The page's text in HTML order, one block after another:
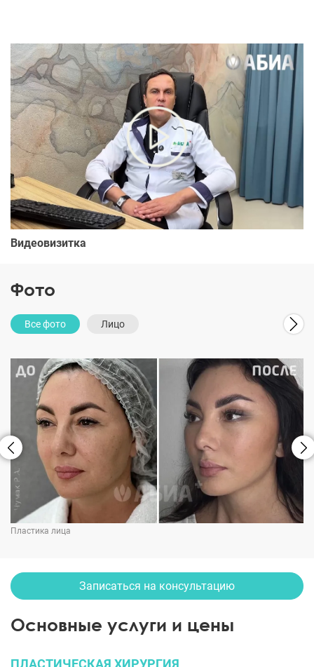
Видеовизитка
Фото
Все фото Лицо
Пластика лица
Записаться на консультацию
Основные услуги и цены
ПЛАСТИЧЕСКАЯ ХИРУРГИЯ